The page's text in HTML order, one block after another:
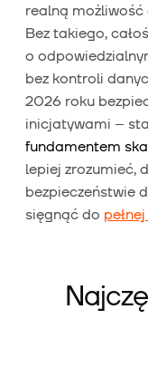
realną możliwość
Bez takiego,
o
bez kontroli
2026 roku
inicjatywami –
fundamentem
lepiej zrozumieć,
bezpieczeństwie
sięgnąć do